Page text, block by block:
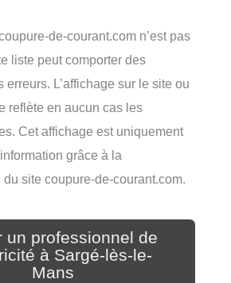
de-courant.com n’est pas
liste peut comporter des
erreurs. L’affichage sur le site ou
reflète en aucun cas les
Cet affichage est uniquement
grâce à la
site coupure-de-courant.com.
un professionnel de
à Sargé-lès-le-
Mans